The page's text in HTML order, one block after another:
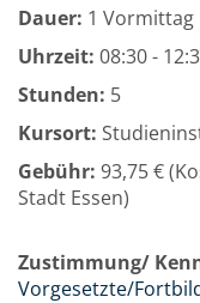
Dauer: 1 Vormittag
Uhrzeit: 08:30 -
Stunden: 5
Kursort:
Gebühr: 93,75 €
Stadt Essen)
Zustimmung/
Vorgesetzte/